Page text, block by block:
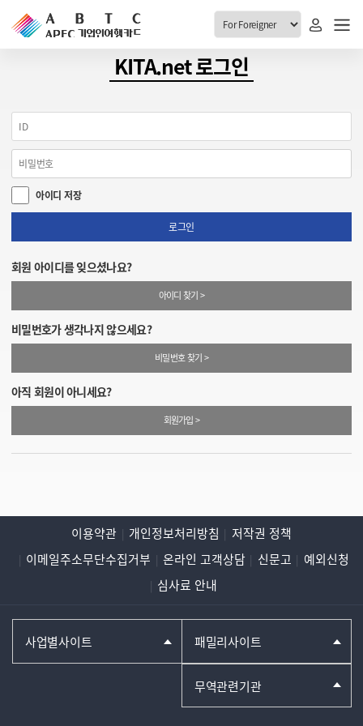
ABTC 전체메뉴
안내
ABTC 제도 소개
VABTC 안내
발급 자격요건
취소/반납 안내
신청
취소
신청진행 현황
소지자 현황
고객센터
1:1 문의
KITA.net 로그인
아이디 저장
로그인
회원 아이디를 잊으셨나요?
아이디 찾기 >
비밀번호가 생각나지 않으세요?
비밀번호 찾기 >
아직 회원이 아니세요?
회원가입 >
이용약관 개인정보처리방침
저작권 정책
이메일주소무단수집거부
온라인 고객상담 신문고
예외신청
심사료 안내
사업별사이트 패밀리사이트
무역관련기관